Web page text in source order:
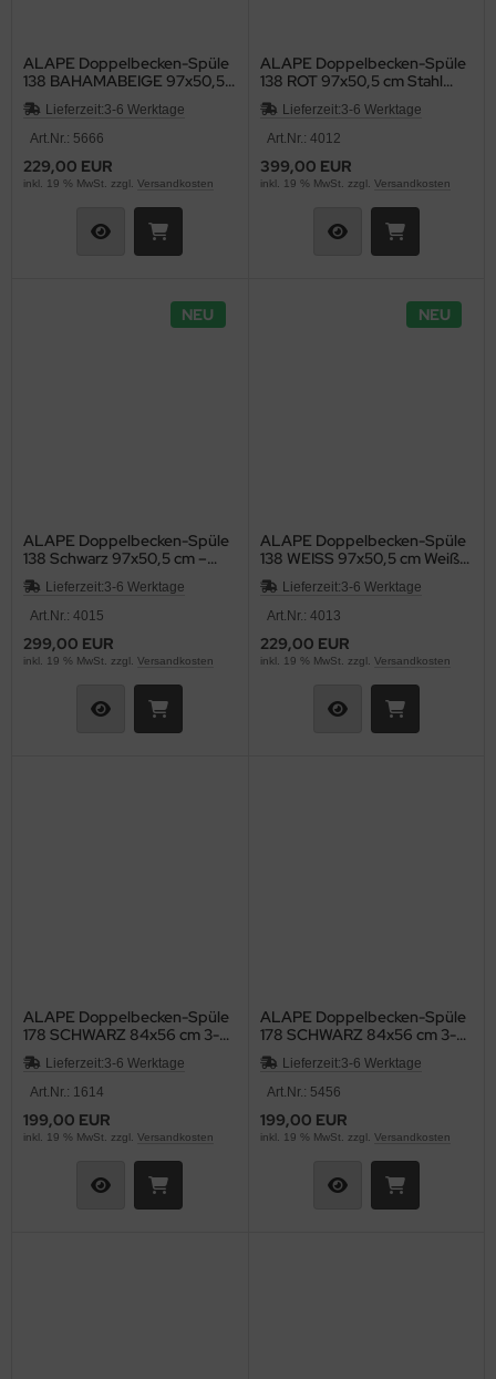
ALAPE Doppelbecken-Spüle
138 BAHAMABEIGE 97x50,5
cm Stahl emailliert
Doppelbecken Küchenspüle
Einbauspüle
Lieferzeit:3-6 Werktage
Art.Nr.: 5666
229,00 EUR
inkl. 19 % MwSt. zzgl. Versandkosten
ALAPE Doppelbecken-Spüle
138 ROT 97x50,5 cm Stahl
emailliert Doppelbecken
Küchenspüle Einbauspüle
Lieferzeit:3-6 Werktage
Art.Nr.: 4012
399,00 EUR
inkl. 19 % MwSt. zzgl. Versandkosten
NEU
ALAPE Doppelbecken-Spüle
138 Schwarz 97x50,5 cm –
Emaillierte Stahlspüle mit 2
Becken Küchenspüle,
Doppelspüle, Doppelbecken-
Becken-Spüle
Lieferzeit:3-6 Werktage
Art.Nr.: 4015
299,00 EUR
inkl. 19 % MwSt. zzgl. Versandkosten
NEU
ALAPE Doppelbecken-Spüle
138 WEISS 97x50,5 cm Weiß
Stahl emailliert Doppelbecken
Küchenspüle Einbauspüle
Lieferzeit:3-6 Werktage
Art.Nr.: 4013
229,00 EUR
inkl. 19 % MwSt. zzgl. Versandkosten
ALAPE Doppelbecken-Spüle
178 SCHWARZ 84x56 cm 3-
HL
Lieferzeit:3-6 Werktage
Art.Nr.: 1614
199,00 EUR
inkl. 19 % MwSt. zzgl. Versandkosten
ALAPE Doppelbecken-Spüle
178 SCHWARZ 84x56 cm 3-
HL
Lieferzeit:3-6 Werktage
Art.Nr.: 5456
199,00 EUR
inkl. 19 % MwSt. zzgl. Versandkosten